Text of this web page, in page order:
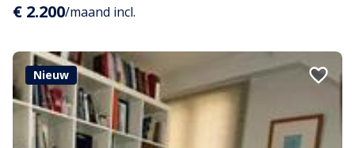
€ 2.200/maand incl.
Nieuw